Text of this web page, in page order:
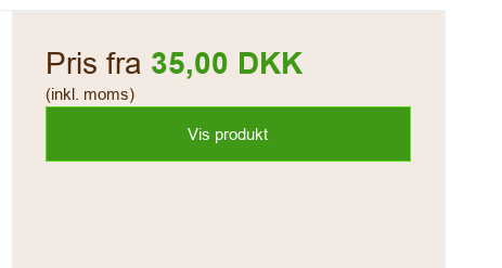
Pris fra 35,00 DKK
(inkl. moms)
Vis produkt